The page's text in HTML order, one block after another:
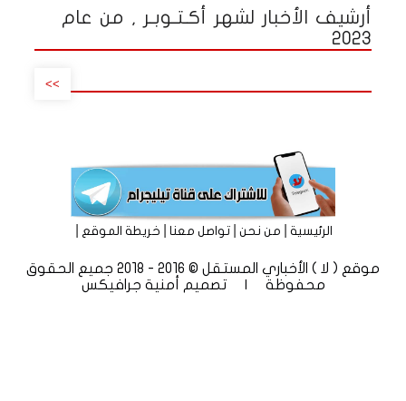
أرشيف الأخبار لشهر أكـتـوبـر , من عام
2023
>>
الرئيسية|من نحن|تواصل معنا|خريطة الموقع
موقع ( لا ) الأخباري المستقل © 2016 - 2018 جميع الحقوق
محفوظة | تصميم
أمنية جرافيكس